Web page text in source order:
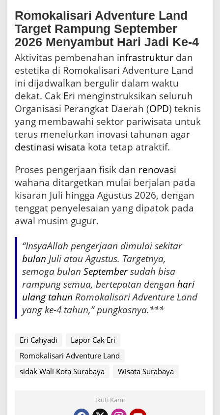
Romokalisari Adventure Land
Target Rampung September
2026 Menyambut Hari Jadi Ke-4
Aktivitas pembenahan infrastruktur dan
estetika di Romokalisari Adventure Land
ini dijadwalkan bergulir dalam waktu
dekat. Cak Eri menginstruksikan seluruh
Organisasi Perangkat Daerah (OPD) teknis
yang membawahi sektor pariwisata untuk
terus menelurkan inovasi tahunan agar
destinasi wisata kota tetap atraktif.
Proses pengerjaan fisik dan renovasi
wahana ditargetkan mulai berjalan pada
kisaran Juli hingga Agustus 2026, dengan
tenggat penyelesaian yang dipatok pada
awal musim gugur.
“InsyaAllah pengerjaan dimulai sekitar
bulan Juli atau Agustus. Targetnya,
semoga bulan Septembersudah bisa
rampung semua, bertepatan dengan hari
ulang tahun Romokalisari Adventure Land
yang ke-4 tahun,” pungkasnya.***
Eri Cahyadi
Lapor Cak Eri
Romokalisari Adventure Land
sidak Wali Kota Surabaya
Wisata Surabaya
Ikuti Kami